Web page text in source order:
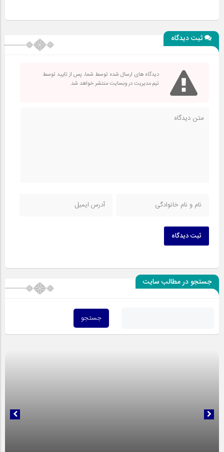
ثبت دیدگاه
دیدگاه های ارسال شده توسط شما، پس از تایید توسط
تیم مدیریت در وبسایت منتشر خواهد شد.
ثبت دیدگاه
جستجو در مطالب سایت